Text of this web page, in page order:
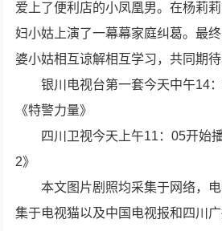
爱上了便利店的小凤凰男。在杨莉
妇小姑上演了一幕幕家庭纠葛。最
婆小姑相互谅解相互学习，共同期待
银川电视台第一套今天中午14
《特警力量》
四川卫视今天上午11：05开始
2》
本文图片剧照均采集于网络，
集于电视猫以及中国电视报和四川